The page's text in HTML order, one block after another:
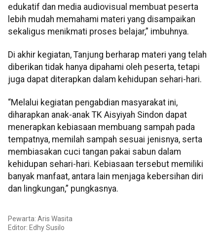
edukatif dan media audiovisual membuat peserta
lebih mudah memahami materi yang disampaikan
sekaligus menikmati proses belajar,” imbuhnya.
Di akhir kegiatan, Tanjung berharap materi yang telah
diberikan tidak hanya dipahami oleh peserta, tetapi
juga dapat diterapkan dalam kehidupan sehari-hari.
“Melalui kegiatan pengabdian masyarakat ini,
diharapkan anak-anak TK Aisyiyah Sindon dapat
menerapkan kebiasaan membuang sampah pada
tempatnya, memilah sampah sesuai jenisnya, serta
membiasakan cuci tangan pakai sabun dalam
kehidupan sehari-hari. Kebiasaan tersebut memiliki
banyak manfaat, antara lain menjaga kebersihan diri
dan lingkungan,” pungkasnya.
Pewarta: Aris Wasita
Editor: Edhy Susilo